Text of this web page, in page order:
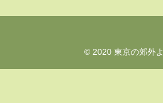
© 2020 東京の郊外よ